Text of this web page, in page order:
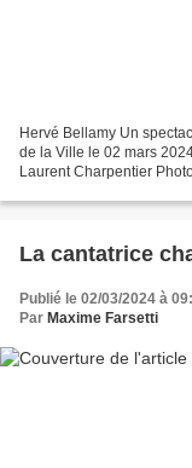
Hervé Bellamy Un
de la Ville le 02 mars
Laurent Charpentier
La cantatrice
Publié le 02/03/2024 à
Par Maxime Farsetti